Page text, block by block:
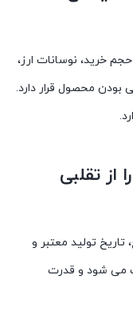
خرید، نوسانات ارز،
بودن محصول قرار دارد.
تقلبی
تولید معتبر و
می شود و قدرت